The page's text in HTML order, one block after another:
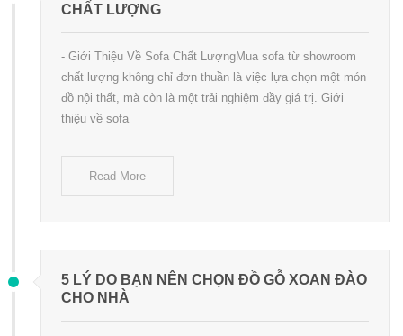
CHẤT LƯỢNG
- Giới Thiệu Về Sofa Chất LượngMua sofa từ showroom
chất lượng không chỉ đơn thuần là việc lựa chọn một món
đồ nội thất, mà còn là một trải nghiệm đầy giá trị. Giới
thiệu về sofa
Read More
5 LÝ DO BẠN NÊN CHỌN ĐỒ GỖ XOAN ĐÀO
CHO NHÀ